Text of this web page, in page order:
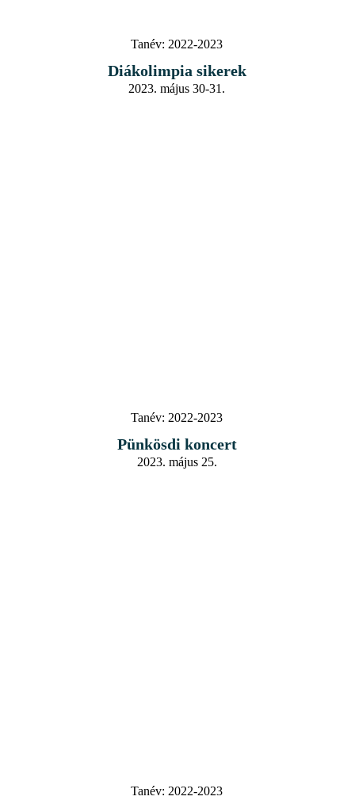
Tanév: 2022-2023
Diákolimpia sikerek
2023. május 30-31.
Tanév: 2022-2023
Pünkösdi koncert
2023. május 25.
Tanév: 2022-2023